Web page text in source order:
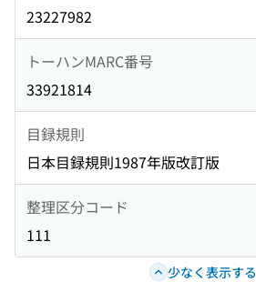
23227982
トーハンMARC番号
33921814
目録規則
日本目録規則1987年版改訂版
整理区分コード
111
少なく表示する